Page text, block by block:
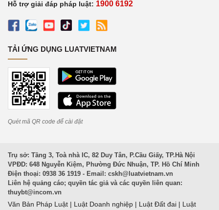
Hỗ trợ giải đáp pháp luật: 1900 6192
TẢI ỨNG DỤNG LUATVIETNAM
Quét mã QR code để cài đặt
Trụ sở: Tầng 3, Toà nhà IC, 82 Duy Tân, P.Cầu Giấy, TP.Hà Nội
VPĐD: 648 Nguyễn Kiệm, Phường Đức Nhuận, TP. Hồ Chí Minh
Điện thoại: 0938 36 1919 - Email: cskh@luatvietnam.vn
Liên hệ quảng cáo; quyền tác giả và các quyền liên quan:
thuybt@incom.vn
Văn Bản Pháp Luật | Luật Doanh nghiệp | Luật Đất đai | Luật